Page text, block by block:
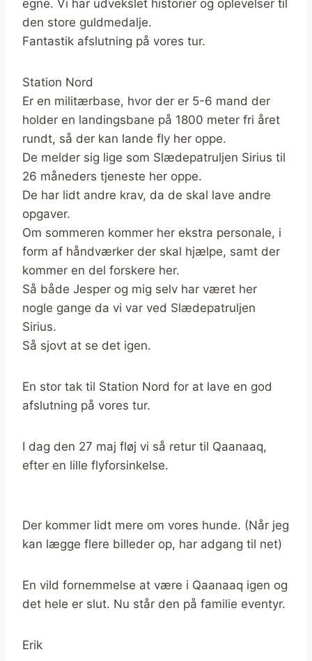
egne. Vi har udvekslet historier og oplevelser til
den store guldmedalje.
Fantastik afslutning på vores tur.
Station Nord
Er en militærbase, hvor der er 5-6 mand der
holder en landingsbane på 1800 meter fri året
rundt, så der kan lande fly her oppe.
De melder sig lige som Slædepatruljen Sirius til
26 måneders tjeneste her oppe.
De har lidt andre krav, da de skal lave andre
opgaver.
Om sommeren kommer her ekstra personale, i
form af håndværker der skal hjælpe, samt der
kommer en del forskere her.
Så både Jesper og mig selv har været her
nogle gange da vi var ved Slædepatruljen
Sirius.
Så sjovt at se det igen.
En stor tak til Station Nord for at lave en god
afslutning på vores tur.
I dag den 27 maj fløj vi så retur til Qaanaaq,
efter en lille flyforsinkelse.
Der kommer lidt mere om vores hunde. (Når jeg
kan lægge flere billeder op, har adgang til net)
En vild fornemmelse at være i Qaanaaq igen og
det hele er slut. Nu står den på familie eventyr.
Erik